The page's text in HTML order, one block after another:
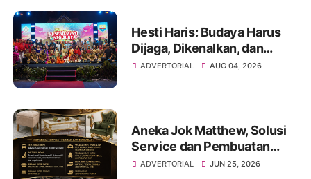
Hesti Haris: Budaya Harus
Dijaga, Dikenalkan, dan
Diwariskan
ADVERTORIAL AUG 04, 2026
Aneka Jok Matthew, Solusi
Service dan Pembuatan
Sofa hingga Interior Mobil di
ADVERTORIAL JUN 25, 2026